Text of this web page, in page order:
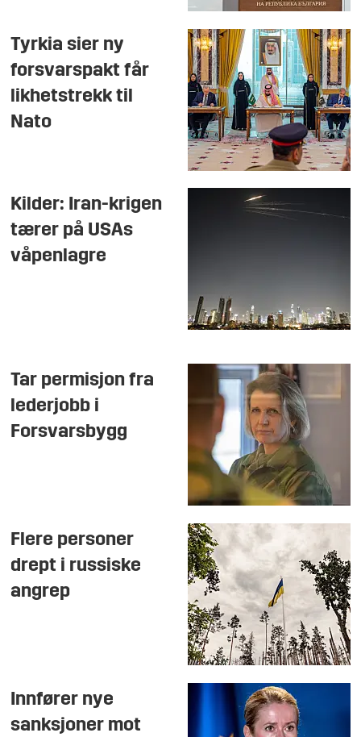
Tyrkia sier ny
forsvarspakt får
likhetstrekk til
Nato
Kilder: Iran-krigen
tærer på USAs
våpenlagre
Tar permisjon fra
lederjobb i
Forsvarsbygg
Flere personer
drept i russiske
angrep
Innfører nye
sanksjoner mot